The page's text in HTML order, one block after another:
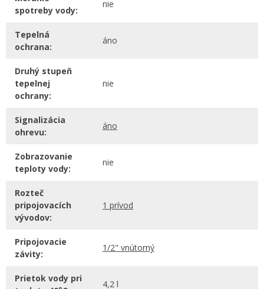
spotreby vody:
nie
Tepelná
ochrana:
áno
Druhý stupeň
tepelnej
ochrany:
nie
Signalizácia
ohrevu:
áno
Zobrazovanie
teploty vody:
nie
Rozteč
pripojovacích
vývodov:
1 prívod
Pripojovacie
závity:
1/2" vnútorný
Prietok vody pri
4,2 l